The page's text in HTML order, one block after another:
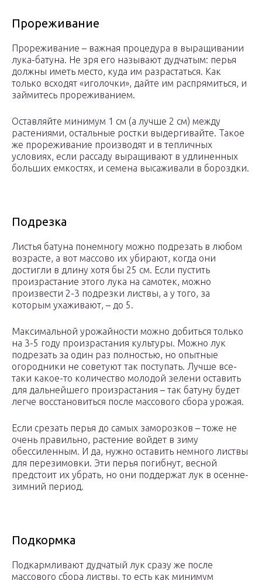
Прореживание
Прореживание – важная процедура в выращивании
лука-батуна. Не зря его называют дудчатым: перья
должны иметь место, куда им разрастаться. Как
только всходят «иголочки», дайте им распрямиться, и
займитесь прореживанием.
Оставляйте минимум 1 см (а лучше 2 см) между
растениями, остальные ростки выдергивайте. Такое
же прореживание производят и в тепличных
условиях, если рассаду выращивают в удлиненных
больших емкостях, и семена высаживали в бороздки.
Подрезка
Листья батуна понемногу можно подрезать в любом
возрасте, а вот массово их убирают, когда они
достигли в длину хотя бы 25 см. Если пустить
произрастание этого лука на самотек, можно
произвести 2-3 подрезки листвы, а у того, за
которым ухаживают, – до 5.
Максимальной урожайности можно добиться только
на 3-5 году произрастания культуры. Можно лук
подрезать за один раз полностью, но опытные
огородники не советуют так поступать. Лучше все-
таки какое-то количество молодой зелени оставить
для дальнейшего произрастания – так батуну будет
легче восстановиться после массового сбора урожая.
Если срезать перья до самых заморозков – тоже не
очень правильно, растение войдет в зиму
обессиленным. И да, нужно оставить немного листвы
для перезимовки. Эти перья погибнут, весной
предстоит их убрать, но они поддержат лук в осенне-
зимний период.
Подкормка
Подкармливают дудчатый лук сразу же после
массового сбора листвы, то есть как минимум